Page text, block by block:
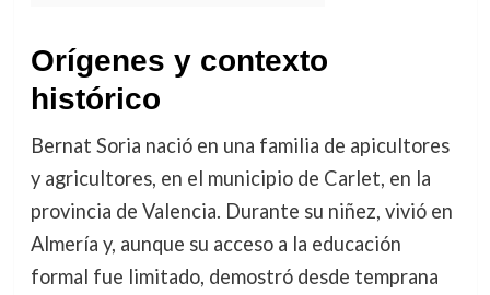
Orígenes y contexto
histórico
Bernat Soria nació en una familia de apicultores
y agricultores, en el municipio de Carlet, en la
provincia de Valencia. Durante su niñez, vivió en
Almería y, aunque su acceso a la educación
formal fue limitado, demostró desde temprana